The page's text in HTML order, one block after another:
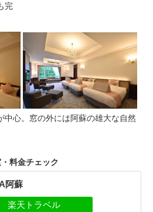
完
中心。窓の外には阿蘇の雄大な自然
料金チェック
阿蘇